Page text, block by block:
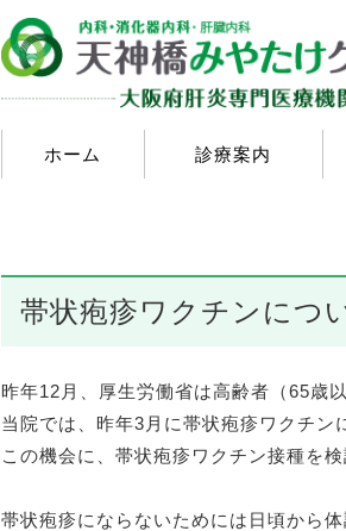
ホーム 診療案内
帯状疱疹ワクチンにつ
昨年12月、厚生労働省は高齢者（65歳
当院では、昨年3月に帯状疱疹ワクチン
この機会に、帯状疱疹ワクチン接種を
帯状疱疹にならないためには日頃から